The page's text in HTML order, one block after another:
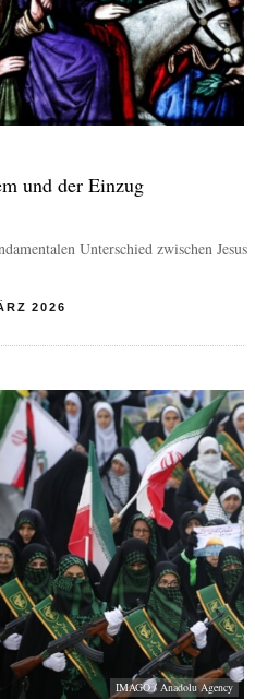
und der Einzug
Unterschied zwischen Jesus
2026
IMAGO / Anadolu Agency